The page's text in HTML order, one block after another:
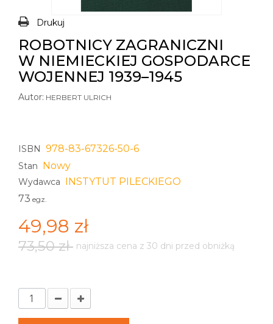
Drukuj
ROBOTNICY ZAGRANICZNI
W NIEMIECKIEJ GOSPODARCE
WOJENNEJ 1939–1945
Autor: HERBERT ULRICH
ISBN 978-83-67326-50-6
Stan Nowy
Wydawca INSTYTUT PILECKIEGO
73 egz.
49,98 zł
73,50 zł najniższa cena z 30 dni przed obniżką